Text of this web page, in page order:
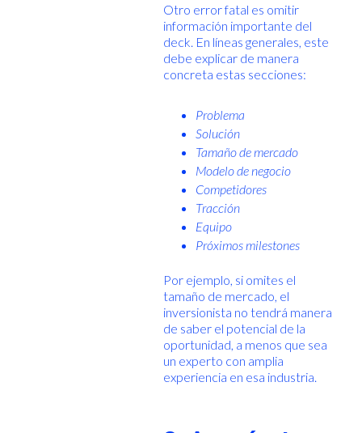
Otro error fatal es omitir
información importante del
deck. En líneas generales, este
debe explicar de manera
concreta estas secciones:
Problema
Solución
Tamaño de mercado
Modelo de negocio
Competidores
Tracción
Equipo
Próximos milestones
Por ejemplo, si omites el
tamaño de mercado, el
inversionista no tendrá manera
de saber el potencial de la
oportunidad, a menos que sea
un experto con amplia
experiencia en esa industria.